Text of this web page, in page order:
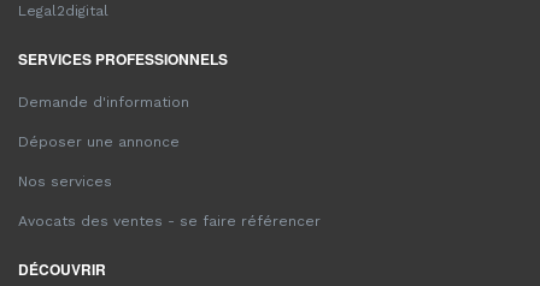
Legal2digital
SERVICES PROFESSIONNELS
Demande d'information
Déposer une annonce
Nos services
Avocats des ventes - se faire référencer
DÉCOUVRIR